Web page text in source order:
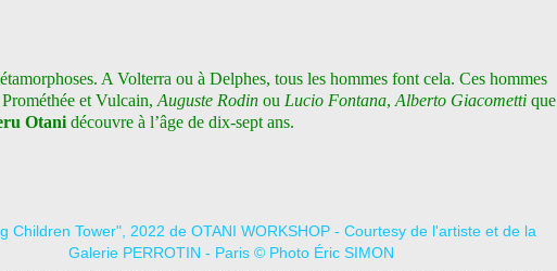
A Volterra ou à Delphes, tous les hommes font cela. Ces hommes
et Vulcain, Auguste Rodin ou Lucio Fontana, Alberto Giacometti que
Otani découvre à l’âge de dix-sept ans.